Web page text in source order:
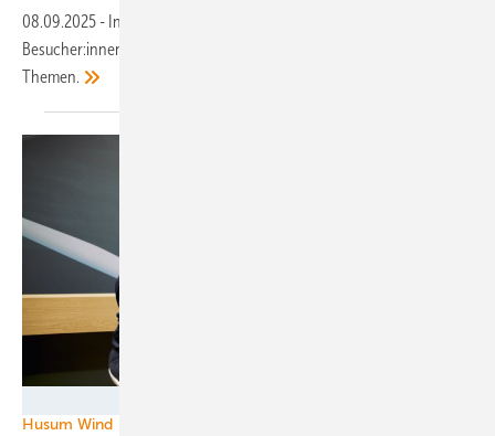
08.09.2025 - In der neuen Future & Innovation Hall treffen
Besucher:innen auf spannende Startups und branchenrelevante
Themen.
Husum Wind